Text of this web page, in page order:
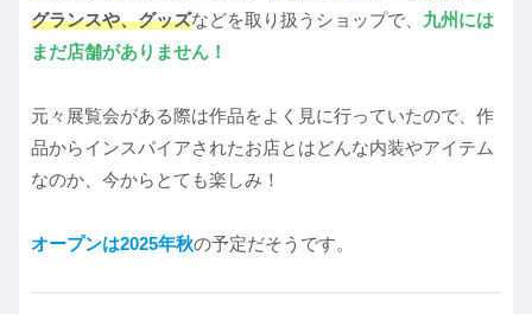
グランスや、グッズなどを取り扱うショップで、 九州には
まだ店舗がありません！
元々展覧会がある際は作品をよく見に行っていたので、作
品からインスパイアされたお店とはどんな内装やアイテム
なのか、今からとても楽しみ！
オープンは2025年秋の予定だそうです。